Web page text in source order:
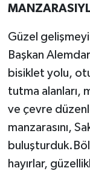
Güzel
Başkan
bisiklet yolu,
tutma alanları,
ve çevre
manzarasını,
hayırlar,